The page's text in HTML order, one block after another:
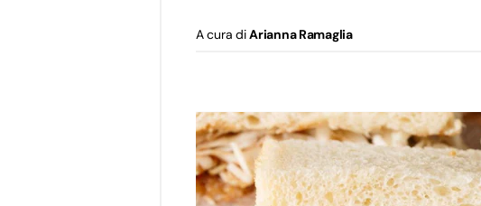
A cura diArianna Ramaglia